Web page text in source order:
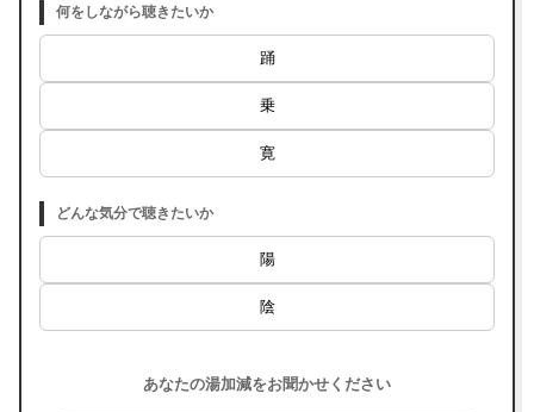
何をしながら聴きたいか
踊
乗
寛
どんな気分で聴きたいか
陽
陰
あなたの湯加減をお聞かせください